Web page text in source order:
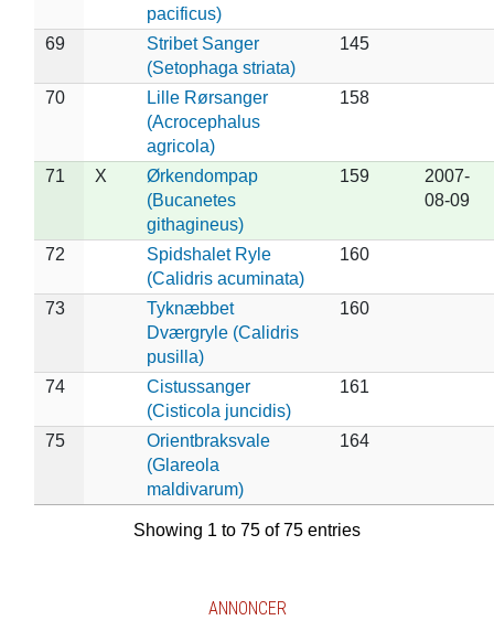
pacificus)
69
Stribet Sanger
(Setophaga striata)
145
70
Lille Rørsanger
(Acrocephalus
agricola)
158
71 X
Ørkendompap
(Bucanetes
githagineus)
159
2007-
08-09
72
Spidshalet Ryle
(Calidris acuminata)
160
73
Tyknæbbet
Dværgryle (Calidris
pusilla)
160
74
Cistussanger
(Cisticola juncidis)
161
75
Orientbraksvale
(Glareola
maldivarum)
164
Showing 1 to 75 of 75 entries
ANNONCER